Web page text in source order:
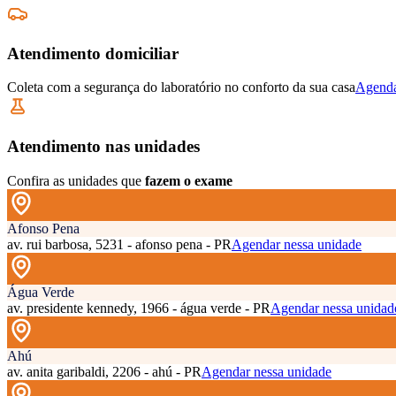
Atendimento domiciliar
Coleta com a segurança do laboratório no conforto da sua casa
Atendimento nas unidades
Confira as unidades que fazem o exame
Afonso Pena
av. rui barbosa, 5231 - afonso pena - PRAgendar nessa unidade
Água Verde
av. presidente kennedy, 1966 - água verde - PRAgendar nessa
Ahú
av. anita garibaldi, 2206 - ahú - PRAgendar nessa unidade